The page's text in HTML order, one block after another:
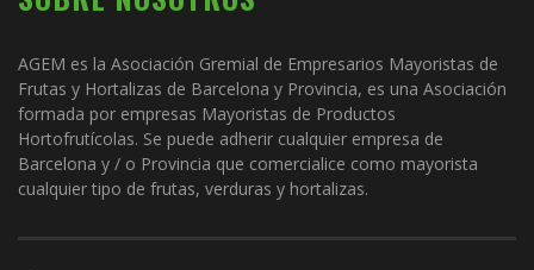
AGEM es la Asociación Gremial de Empresarios Mayoristas de
Frutas y Hortalizas de Barcelona y Provincia, es una Asociación
formada por empresas Mayoristas de Productos
Hortofrutícolas. Se puede adherir cualquier empresa de
Barcelona y / o Provincia que comercialice como mayorista
cualquier tipo de frutas, verduras y hortalizas.